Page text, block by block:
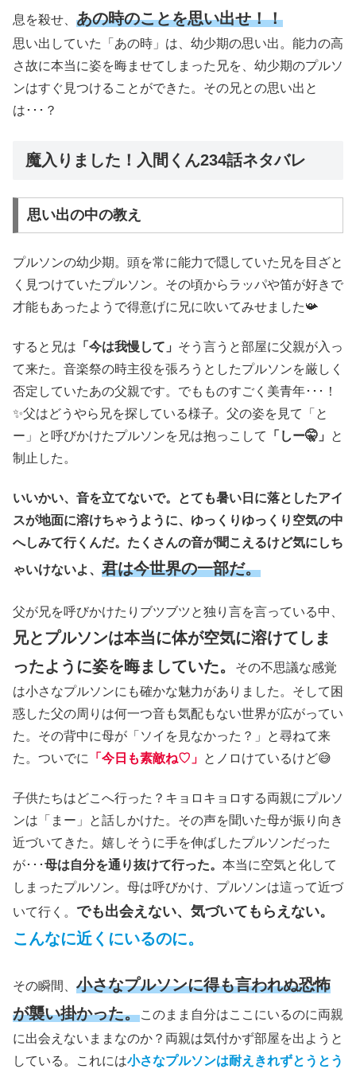
息を殺せ、 あの時のことを思い出せ！！
思い出していた「あの時」は、幼少期の思い出。能力の高
さ故に本当に姿を晦ませてしまった兄を、幼少期のプルソ
ンはすぐ見つけることができた。その兄との思い出と
は･･･？
魔入りました！入間くん234話ネタバレ
思い出の中の教え
プルソンの幼少期。頭を常に能力で隠していた兄を目ざと
く見つけていたプルソン。その頃からラッパや笛が好きで
才能もあったようで得意げに兄に吹いてみせました📯
すると兄は 「今は我慢して」 そう言うと部屋に父親が入っ
て来た。音楽祭の時主役を張ろうとしたプルソンを厳しく
否定していたあの父親です。でもものすごく美青年･･･！
✨父はどうやら兄を探している様子。父の姿を見て「と
ー」と呼びかけたプルソンを兄は抱っこして
「しー🤫」
と
制止した。
いいかい、音を立てないで。とても暑い日に落としたアイ
スが地面に溶けちゃうように、ゆっくりゆっくり空気の中
へしみて行くんだ。たくさんの音が聞こえるけど気にしち
ゃいけないよ、 君は今世界の一部だ。
父が兄を呼びかけたりブツブツと独り言を言っている中、
兄とプルソンは本当に体が空気に溶けてしま
ったように姿を晦ましていた。
その不思議な感覚
は小さなプルソンにも確かな魅力がありました。そして困
惑した父の周りは何一つ音も気配もない世界が広がってい
た。その背中に母が「ソイを見なかった？」と尋ねて来
た。ついでに
「今日も素敵ね♡」 とノロけているけど😅
子供たちはどこへ行った？キョロキョロする両親にプルソ
ンは「まー」と話しかけた。その声を聞いた母が振り向き
近づいてきた。嬉しそうに手を伸ばしたプルソンだった
が･･･母は自分を通り抜けて行った。 本当に空気と化して
しまったプルソン。母は呼びかけ、プルソンは這って近づ
いて行く。 でも出会えない、気づいてもらえない。
こんなに近くにいるのに。
その瞬間、 小さなプルソンに得も言われぬ恐怖
が襲い掛かった。このまま自分はここにいるのに両親
に出会えないままなのか？両親は気付かず部屋を出ようと
している。これには小さなプルソンは耐えきれずとうとう